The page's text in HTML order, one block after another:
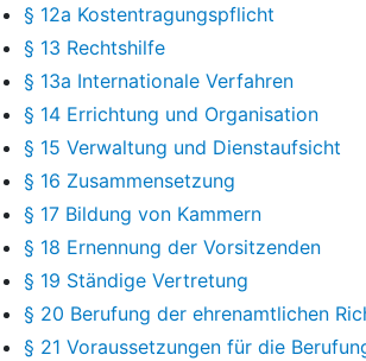
§ 12a Kostentragungspflicht
§ 13 Rechtshilfe
§ 13a Internationale Verfahren
§ 14 Errichtung und Organisation
§ 15 Verwaltung und Dienstaufsicht
§ 16 Zusammensetzung
§ 17 Bildung von Kammern
§ 18 Ernennung der Vorsitzenden
§ 19 Ständige Vertretung
§ 20 Berufung der ehrenamtlichen
§ 21 Voraussetzungen für die